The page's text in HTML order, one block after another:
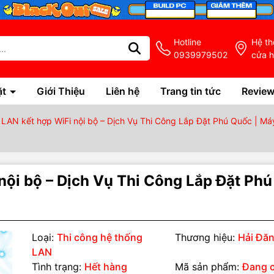
Hotline
0939979502
Hệ
cửa
Giới Thiệu Liên hệ Trang tin tức Review
kết hợp WiFi nội bộ – Dịch Vụ Thi Công Lắp Đặt Phú Quốc |
bộ – Dịch Vụ Thi Công Lắp Đặt
Loại: Thi công hệ thống
LAN
Thương hiệu: Hải
Tình trạng: Hết hàng Mã sản phẩm: Đang